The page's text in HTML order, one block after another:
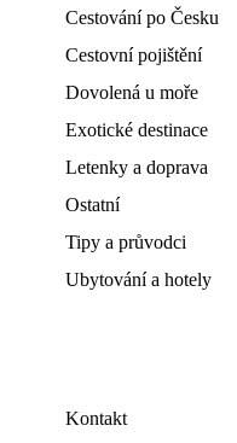
Cestování po Česku
Cestovní pojištění
Dovolená u moře
Exotické destinace
Letenky a doprava
Ostatní
Tipy a průvodci
Ubytování a hotely
Kontakt